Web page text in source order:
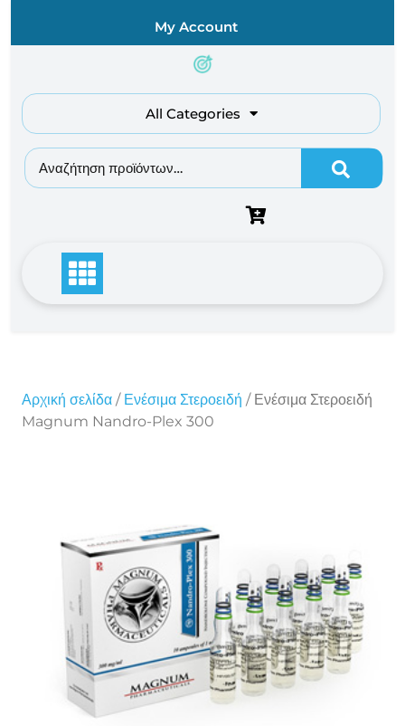
My Account
All Categories
Αναζήτηση για:
Αρχική σελίδα / Ενέσιμα Στεροειδή / Ενέσιμα Στεροειδή
Magnum Nandro-Plex 300